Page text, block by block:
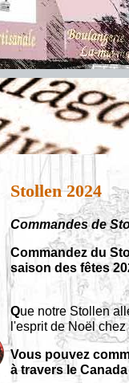
Stollen 2024
Commandes de
Commandez du
saison des fêtes
Que notre Stollen
l'esprit de Noël chez
Vous pouvez
à travers le